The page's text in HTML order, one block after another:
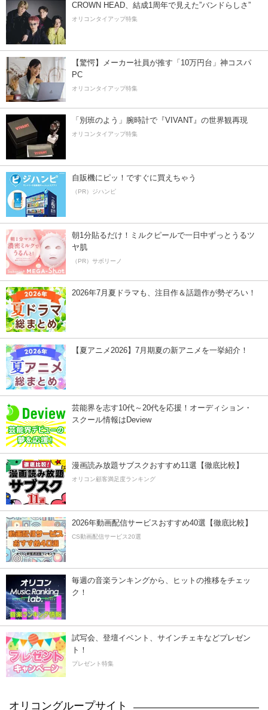
CROWN HEAD、結成1周年で見えた”バンドらしさ”
オリコンタイアップ特集
【驚愕】メーカー社員が推す「10万円台」神コスパ
PC
オリコンタイアップ特集
「別班のよう」腕時計で『VIVANT』の世界観再現
オリコンタイアップ特集
自販機にピッ！ですぐに買えちゃう
（PR）ジハンピ
朝1分貼るだけ！ミルクピールで一日中ずっとうるツ
ヤ肌
（PR）サボリーノ
2026年7月夏ドラマも、注目作＆話題作が勢ぞろい！
【夏アニメ2026】7月期夏の新アニメを一挙紹介！
芸能界を志す10代～20代を応援！オーディション・
スクール情報はDeview
漫画読み放題サブスクおすすめ11選【徹底比較】
オリコン顧客満足度ランキング
2026年動画配信サービスおすすめ40選【徹底比較】
CS動画配信サービス20選
毎週の音楽ランキングから、ヒットの推移をチェッ
ク！
試写会、登壇イベント、サインチェキなどプレゼン
ト！
プレゼント特集
オリコングループサイト